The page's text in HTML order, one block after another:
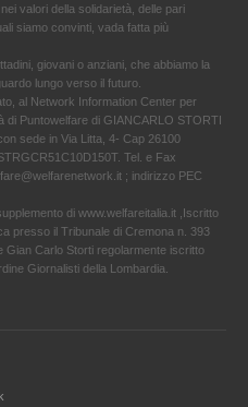
valori della solidarietà, delle pari
siamo convinti, vada fatta più
giovani o anziani, che abbiamo la
lungo verso il futuro.
al Network Information Center per
di Puntowelfare di GIANCARLO STORTI
sede in Via Litta, 4- Cap 26100
Tel. e Fax
; indirizzo PEC
di www.welfareitalia.it ,Iscritto
presso il Tribunale di Cremona n. 393
Gian Carlo Storti regolarmente iscritto
Giornalisti della Lombardia.